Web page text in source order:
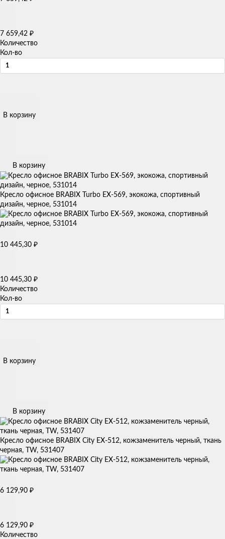
7 659,42 ₽
Количество
Кол-во
В корзину
В корзину
Кресло офисное BRABIX Turbo EX-569, экокожа, спортивный
дизайн, черное, 531014
10 445,30 ₽
10 445,30 ₽
Количество
Кол-во
В корзину
В корзину
Кресло офисное BRABIX City EX-512, кожзаменитель черный, ткань
черная, TW, 531407
6 129,90 ₽
6 129,90 ₽
Количество